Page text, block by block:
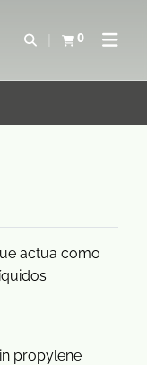
Abrir pesquisa
0
Exibir cestaAbrir
actua como
propylene